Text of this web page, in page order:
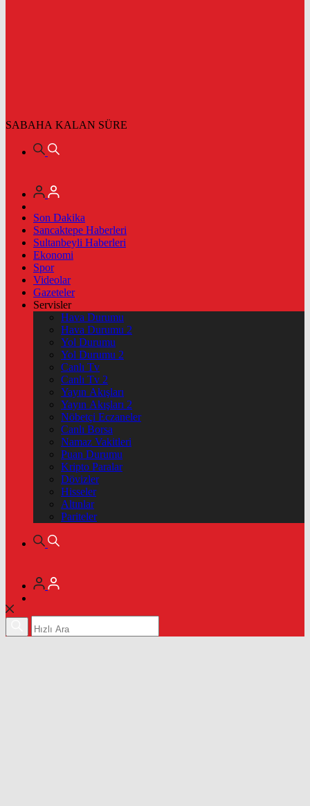
SABAHA KALAN SÜRE
Son Dakika
Sancaktepe Haberleri
Sultanbeyli Haberleri
Ekonomi
Spor
Videolar
Gazeteler
Servisler
Hava Durumu
Hava Durumu 2
Yol Durumu
Yol Durumu 2
Canlı Tv
Canlı Tv 2
Yayın Akışları
Yayın Akışları 2
Nöbetçi Eczaneler
Canlı Borsa
Namaz Vakitleri
Puan Durumu
Kripto Paralar
Dövizler
Hisseler
Altınlar
Pariteler